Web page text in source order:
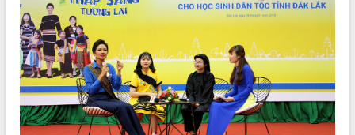
Hội thảo góp ý hồ sơ điều chỉnh quy
hoạch tỉnh Đắk Lắk thời kỳ 2021-2030,
tầm nhìn đến năm 2050
Nâng cao hiệu quả hoạt động của các
doanh nghiệp nhà nước
Hội nghị triển khai kết nối mạng
truyền số liệu chuyên dùng phục vụ cơ
quan Đảng, Nhà nước